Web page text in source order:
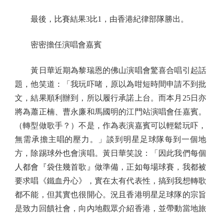
最後，比賽結果3比1，由香港紀律部隊勝出。
密密擔任演唱會嘉賓
黃日華近期為黎瑞恩的佛山演唱會驚喜合唱引起話
題，他笑道：「我玩吓啫，原以為咁短時間申請不到批
文，結果順利辦到，所以履行承諾上台。而本月25日亦
將為蕭正楠、曹永廉和馬國明的江門站演唱會任嘉賓。
（轉型做歌手？）不是，作為表演嘉賓可以輕鬆玩吓，
無需承擔主唱的壓力。」談到明星足球隊每到一個地
方，除踢球外也會演唱。黃日華笑說：「因此我們每個
人都會『袋住幾首歌』做準備，正如每場球賽，我都被
要求唱《鐵血丹心》，實在太有代表性，搞到我想轉歌
都不能，但其實也很開心。況且香港明星足球隊的宗旨
是致力回饋社會，向內地觀眾介紹香港，並帶動當地旅